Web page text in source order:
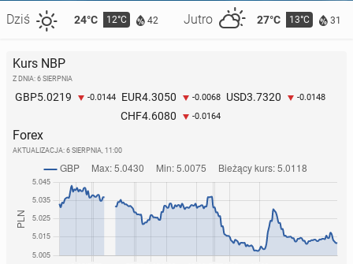
Dziś 24°C 12°C 42 Jutro 27°C 13°C 31
Kurs NBP
Z DNIA: 6 SIERPNIA
GBP5.0219 -0.0144 EUR4.3050 -0.0068 USD3.7320 -0.0148
CHF4.6080 -0.0164
Forex
AKTUALIZACJA: 6 SIERPNIA, 11:00